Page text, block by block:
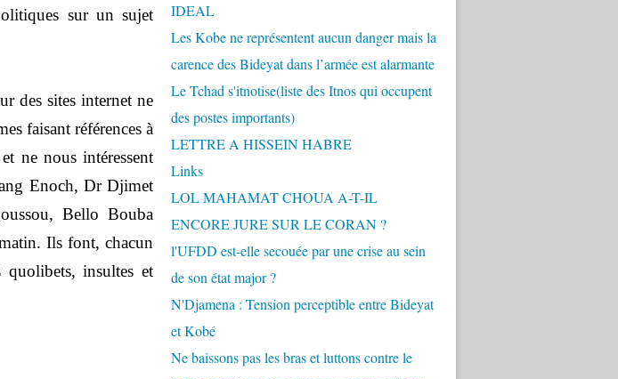
sur un sujet
des sites internet ne
faisant références à
ne nous intéressent
Enoch, Dr Djimet
Bello Bouba
Ils font, chacun
insultes et
IDEAL
Les Kobe ne représentent aucun danger mais la
carence des Bideyat dans l’armée est alarmante
Le Tchad s'itnotise(liste des Itnos qui occupent
des postes importants)
LETTRE A HISSEIN HABRE
Links
LOL MAHAMAT CHOUA A-T-IL
ENCORE JURE SUR LE CORAN ?
l'UFDD est-elle secouée par une crise au sein
de son état major ?
N'Djamena : Tension perceptible entre Bideyat
et Kobé
Ne baissons pas les bras et luttons contre le